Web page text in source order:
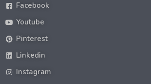
Facebook
Youtube
Pinterest
Linkedin
Instagram